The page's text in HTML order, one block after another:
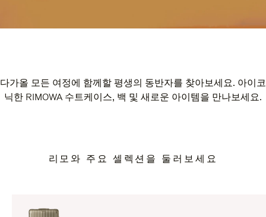
다가올 모든 여정에 함께할 평생의 동반자를 찾아보세요. 아이코
닉한 RIMOWA 수트케이스, 백 및 새로운 아이템을 만나보세요.
리모와 주요 셀렉션을 둘러보세요